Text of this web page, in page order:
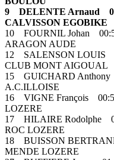
9 DELENTE Arnaud
CALVISSON EGOBIKE
10 FOURNIL Johan
ARAGON AUDE
12 SALENSON
CLUB MONT AIGOUAL
15 GUICHARD
A.C.ILLOISE
16 VIGNE François
LOZERE
17 HILAIRE Rodolphe
ROC LOZERE
18 BUISSON
MENDE LOZERE